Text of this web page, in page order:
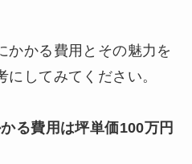
かかる費用とその魅力を
してみてください。
る費用は坪単価100万円